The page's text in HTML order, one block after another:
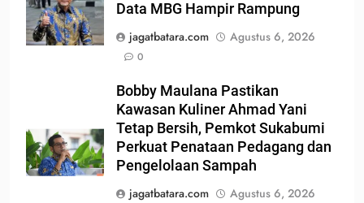
Data MBG Hampir Rampung
jagatbatara.com
Agustus 6, 2026
0
Bobby Maulana Pastikan
Kawasan Kuliner Ahmad Yani
Tetap Bersih, Pemkot Sukabumi
Perkuat Penataan Pedagang dan
Pengelolaan Sampah
jagatbatara.com
Agustus 6, 2026